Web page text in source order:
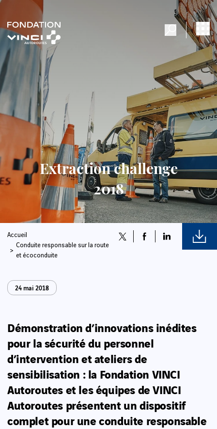
Extraction challenge
2018
Accueil
Conduite responsable sur la route
et écoconduite
24 mai 2018
Démonstration d’innovations inédites
pour la sécurité du personnel
d’intervention et ateliers de
sensibilisation : la Fondation VINCI
Autoroutes et les équipes de VINCI
Autoroutes présentent un dispositif
complet pour une conduite responsable